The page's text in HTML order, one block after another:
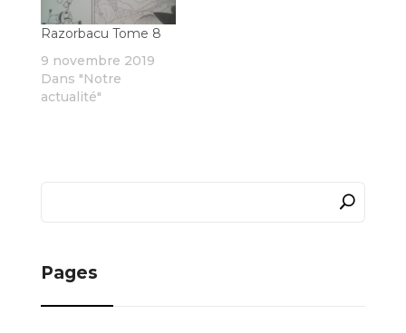
Razorbacu Tome 8
9 novembre 2019
Dans "Notre
actualité"
Pages